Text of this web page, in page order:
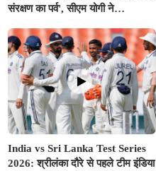
संरक्षण का पर्व', सीएम योगी ने
संदेश
India vs Sri Lanka Test Series
2026: श्रीलंका दौरे से पहले टीम इंडिया